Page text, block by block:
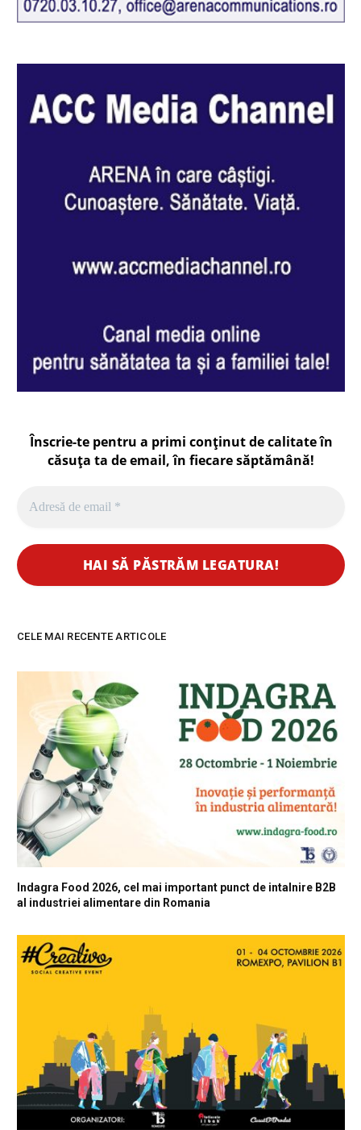
Înscrie-te pentru a primi conținut de calitate în
căsuța ta de email, în fiecaresăptămână!
CELE MAI RECENTE ARTICOLE
Indagra Food 2026, cel mai important punct de intalnire B2B
al industriei alimentare din Romania